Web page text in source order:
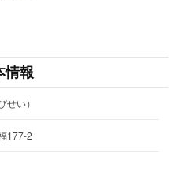
情報
せい）
177-2